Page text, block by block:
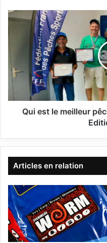
é
i
t
e
a
r
e
Q
u
i
e
m
r
p
c
h
e
Qui est le meilleur
Articles en relation